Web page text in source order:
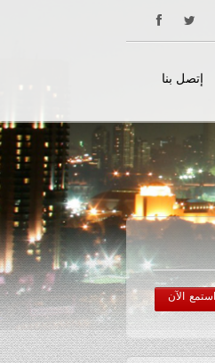
إتصل بنا
استمع الآن